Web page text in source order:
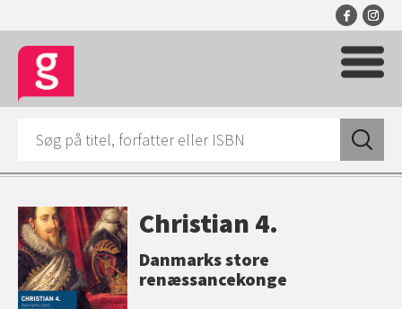
Christian 4.
Danmarks store
renæssancekonge